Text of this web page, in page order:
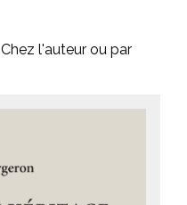
Chez l'auteur ou par